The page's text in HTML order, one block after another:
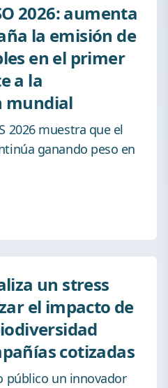
2026: aumenta
la emisión de
en el primer
a la
mundial
2026 muestra que el
ganando peso en
un stress
el impacto de
cotizadas
público un innovador